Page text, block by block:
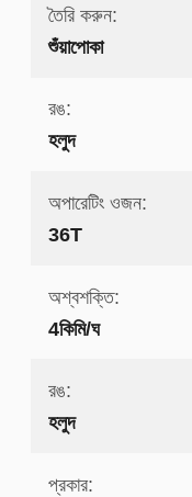
তৈরি করুন:
শুঁয়াপোকা
রঙ:
হলুদ
অপারেটিং ওজন:
36T
অশ্বশক্তি:
4কিমি/ঘ
রঙ:
হলুদ
প্রকার: